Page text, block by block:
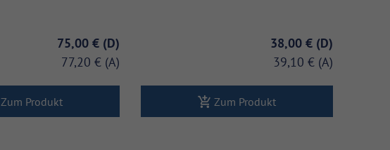
75,00 €
77,20 €
Zum Produkt
38,00 €
39,10 €
Zum Produkt